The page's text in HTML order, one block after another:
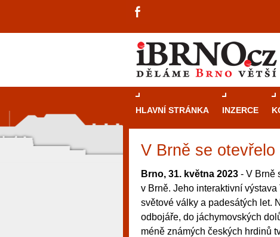
HLAVNÍ STRÁNKA INZERCE
V Brně se
Brno, 31. května 2023 - V Brně
v Brně. Jeho interaktivní
světové války a padesátých let.
odbojáře, do jáchymovských
méně známých českých hrdinů